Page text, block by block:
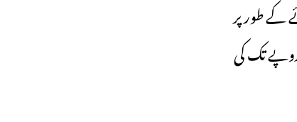
کے طور پر
50 ہزار سے ایک لاکھ روپے تک کی